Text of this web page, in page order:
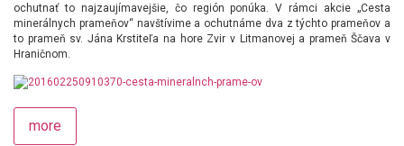
ochutnať to najzaujímavejšie, čo región ponúka. V rámci akcie „Cesta
minerálnych prameňov“ navštívime a ochutnáme dva z týchto prameňov a
to prameň sv. Jána Krstiteľa na hore Zvir v Litmanovej a prameň Ščava v
Hraničnom.
more